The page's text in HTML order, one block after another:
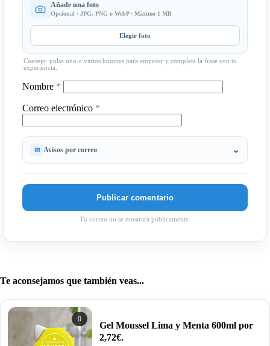
Añade una foto
Opcional · JPG, PNG o WebP · Máximo 1 MB
Elegir foto
Consejo: pulsa uno o varios botones para empezar y completa la frase con tu
experiencia.
Nombre *
Correo electrónico *
Avisos por correo
Tu correo no se mostrará públicamente.
Te aconsejamos que también veas...
0
Gel Moussel Lima y Menta 600ml por
2,72€.